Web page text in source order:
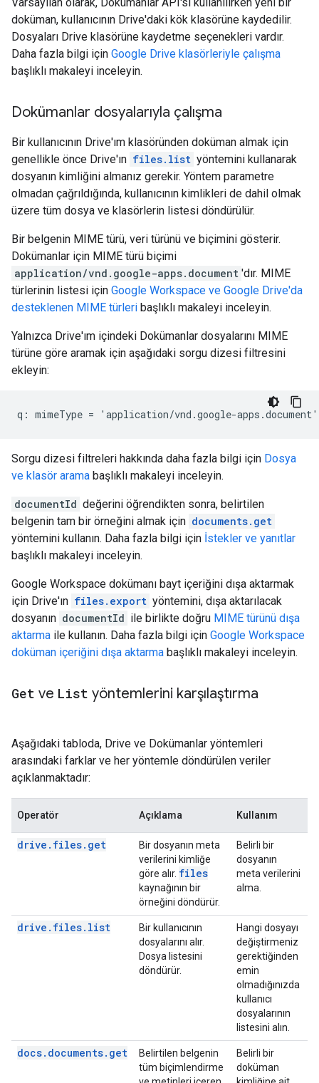
doküman, kullanıcının Drive'daki kök klasörüne kaydedilir.
Dosyaları Drive klasörüne kaydetme seçenekleri vardır.
Daha fazla bilgi için Google Drive klasörleriyle çalışma
başlıklı makaleyi inceleyin.
Dokümanlar dosyalarıyla çalışma
Bir kullanıcının Drive'ım klasöründen doküman almak için
genellikle önce Drive'ın files.list yöntemini kullanarak
dosyanın kimliğini almanız gerekir. Yöntem parametre
olmadan çağrıldığında, kullanıcının kimlikleri de dahil olmak
üzere tüm dosya ve klasörlerin listesi döndürülür.
Bir belgenin MIME türü, veri türünü ve biçimini gösterir.
Dokümanlar için MIME türü biçimi
application/vnd.google-apps.document 'dır. MIME
türlerinin listesi için Google Workspace ve Google Drive'da
desteklenen MIME türleri başlıklı makaleyi inceleyin.
Yalnızca Drive'ım içindeki Dokümanlar dosyalarını MIME
türüne göre aramak için aşağıdaki sorgu dizesi filtresini
ekleyin:
Sorgu dizesi filtreleri hakkında daha fazla bilgi için Dosya
ve klasör arama başlıklı makaleyi inceleyin.
documentId değerini öğrendikten sonra, belirtilen
belgenin tam bir örneğini almak için documents.get
yöntemini kullanın. Daha fazla bilgi için İstekler ve yanıtlar
başlıklı makaleyi inceleyin.
Google Workspace dokümanı bayt içeriğini dışa aktarmak
için Drive'ın files.export yöntemini, dışa aktarılacak
dosyanın documentId ile birlikte doğru MIME türünü dışa
aktarma ile kullanın. Daha fazla bilgi için Google Workspace
doküman içeriğini dışa aktarma başlıklı makaleyi inceleyin.
Get ve List yöntemlerini karşılaştırma
Aşağıdaki tabloda, Drive ve Dokümanlar yöntemleri
arasındaki farklar ve her yöntemle döndürülen veriler
açıklanmaktadır:
Operatör Açıklama Kullanım
drive.files.get
Bir dosyanın meta
verilerini kimliğe
göre alır. files
kaynağının bir
örneğini döndürür.
Belirli bir
dosyanın
meta verilerini
alma.
drive.files.list
Bir kullanıcının
dosyalarını alır.
Dosya listesini
döndürür.
Hangi dosyayı
değiştirmeniz
gerektiğinden
emin
olmadığınızda
kullanıcı
dosyalarının
listesini alın.
docs.documents.get
Belirtilen belgenin
tüm biçimlendirme
Belirli bir
doküman